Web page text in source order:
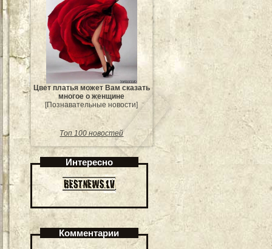
Цвет платья может Вам сказать
многое о женщине
[Познавательные новости]
Топ 100 новостей
Интересно
Комментарии